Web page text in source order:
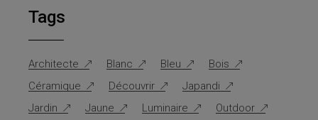
Tags
Architecte Blanc Bleu
Bois
Céramique
Découvrir
Japandi
Jardin
Jaune Luminaire
Outdoor